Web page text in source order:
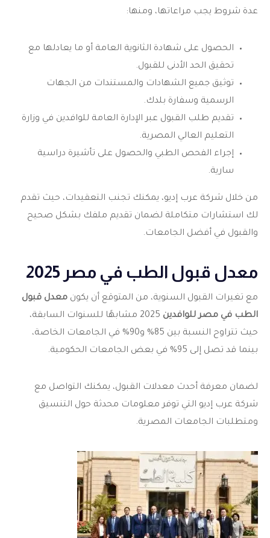
عدة شروط يجب مراعاتها، ومنها:
الحصول على شهادة الثانوية العامة أو ما يعادلها مع
تحقيق الحد الأدنى للقبول.
توثيق جميع الشهادات والمستندات من الجهات
الرسمية وسفارة بلدك.
تقديم طلب القبول عبر الإدارة العامة للوافدين في وزارة
التعليم العالي المصرية.
إجراء الفحص الطبي والحصول على تأشيرة دراسية
سارية.
من خلال شركة عرب إديو، يمكنك تجنب التعقيدات، حيث تقدم
لك استشارات متكاملة لضمان تقديم ملفك بشكل صحيح
والقبول في أفضل الجامعات.
معدل قبول الطب في مصر 2025
مع تغيرات القبول السنوية، من المتوقع أن يكون معدل قبول
الطب في مصر للوافدين
2025 مشابهًا للسنوات السابقة،
حيث تتراوح النسبة بين 85% و90% في الجامعات الخاصة،
بينما قد تصل إلى 95% في بعض الجامعات الحكومية.
لضمان معرفة أحدث معدلات القبول، يمكنك التواصل مع
شركة عرب إديو التي توفر معلومات محدثة حول التنسيق
ومتطلبات الجامعات المصرية.